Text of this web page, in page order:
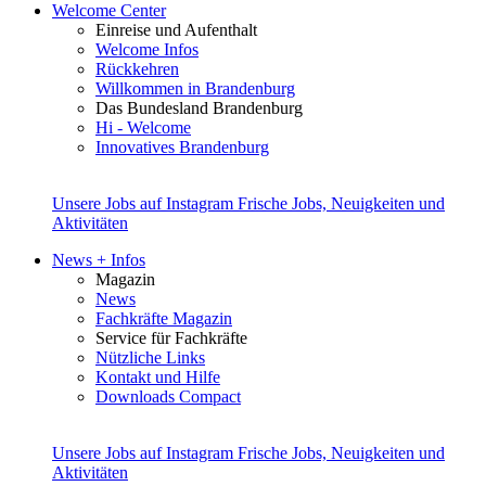
Welcome Center
Einreise und Aufenthalt
Welcome Infos
Rückkehren
Willkommen in Brandenburg
Das Bundesland Brandenburg
Hi - Welcome
Innovatives Brandenburg
Unsere Jobs auf Instagram Frische Jobs, Neuigkeiten und
Aktivitäten
News + Infos
Magazin
News
Fachkräfte Magazin
Service für Fachkräfte
Nützliche Links
Kontakt und Hilfe
Downloads Compact
Unsere Jobs auf Instagram Frische Jobs, Neuigkeiten und
Aktivitäten